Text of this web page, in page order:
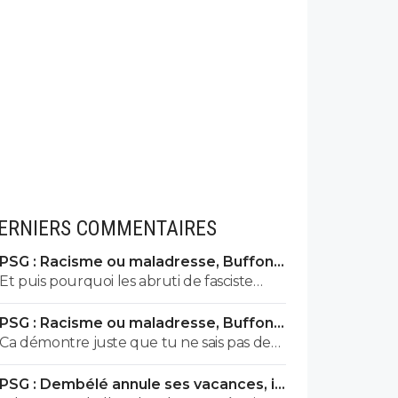
COMMENTAIRES
PSG : Racisme ou maladresse, Buffon
écarte Suzuki
Et puis pourquoi les abruti de fasciste
auraient pas le droit de s'exprimer? Toi t'es
un gros débile qui sait pas faire la
différence entre nazisme et fascisme, t'a
bien le droit de t'exprimer lol Tous les
abrutis et idiots ont le droit de s'exprimer
PSG : Racisme ou maladresse, Buffon
écarte Suzuki
Ca démontre juste que tu ne sais pas de
quoi tu parles !! Faut etre sacrément
débile pour confondre nazisme et
PSG : Dembélé annule ses vacances, il